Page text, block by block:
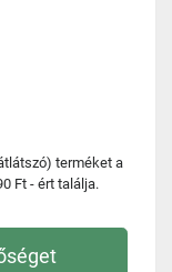
terméket a
Ft - ért találja.